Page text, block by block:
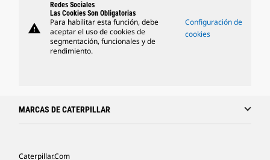
warning
Redes Sociales
Las Cookies Son Obligatorias
Para habilitar esta función, debe
aceptar el uso de cookies de
segmentación, funcionales y de
rendimiento.
Configuración de
cookies
MARCAS DE CATERPILLAR
Caterpillar.com